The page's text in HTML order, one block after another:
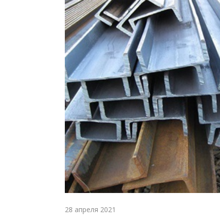
28 апреля 2021